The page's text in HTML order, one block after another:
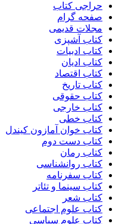
حراجی کتاب
صفحه گرام
مجلات قدیمی
کتاب آشپزی
کتاب ادبیات
کتاب ادیان
کتاب اقتصاد
کتاب تاریخ
کتاب حقوقی
کتاب خارجی
کتاب خطی
کتاب خوان آمازون کیندل
کتاب دست دوم
کتاب رمان
کتاب روانشناسی
کتاب سفرنامه
کتاب سینما و تئاتر
کتاب شعر
کتاب علوم اجتماعی
کتاب علوم سیاسی